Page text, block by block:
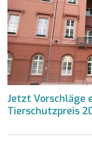
Jetzt Vorschläge
Tierschutzpreis